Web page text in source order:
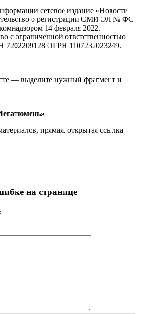
сетевое издание «Новости
о регистрации СМИ ЭЛ № ФС
14 февраля 2022.
с ограниченной ответственностью
7202209128 ОГРН 1107232023249.
— выделите нужный фрагмент и
прямая, открытая ссылка
на странице